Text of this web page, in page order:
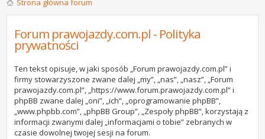
Strona główna forum
Forum prawojazdy.com.pl - Polityka
prywatności
Ten tekst opisuje, w jaki sposób „Forum prawojazdy.com.pl” i
firmy stowarzyszone zwane dalej „my”, „nas”, „nasz”, „Forum
prawojazdy.com.pl”, „https://www.forum.prawojazdy.com.pl” i
phpBB zwane dalej „oni”, „ich”, „oprogramowanie phpBB”,
„www.phpbb.com”, „phpBB Group”, „Zespoły phpBB”, korzystają z
informacji zwanymi dalej „informacjami o tobie” zebranych w
czasie dowolnej twojej sesji na forum.